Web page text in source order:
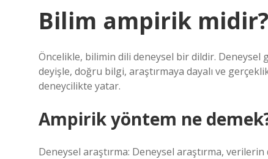
Bilim ampirik midir?
Öncelikle, bilimin dili deneysel bir dildir.
deyişle, doğru bilgi, araştırmaya dayalı ve
deneycilikte yatar.
Ampirik yöntem ne
Deneysel araştırma: Deneysel araştırma,